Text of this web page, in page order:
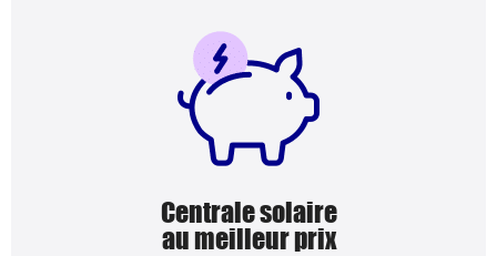
Centrale solaire
au meilleur prix